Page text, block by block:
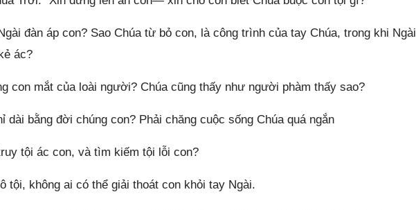
đàn áp con? Sao Chúa từ bỏ con, là công trình của tay Chúa, trong khi Ngài
ác?
con mắt của loài người? Chúa cũng thấy như người phàm thấy sao?
dài bằng đời chúng con? Phải chăng cuộc sống Chúa quá ngắn
tội ác con, và tìm kiếm tội lỗi con?
tội, không ai có thể giải thoát con khỏi tay Ngài.